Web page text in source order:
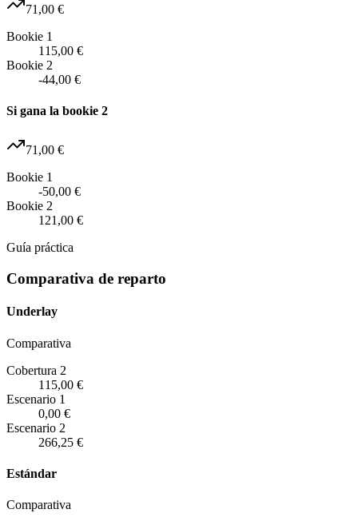
71,00 €
Bookie 1
115,00 €
Bookie 2
-44,00 €
Si gana la bookie 2
71,00 €
Bookie 1
-50,00 €
Bookie 2
121,00 €
Guía práctica
Comparativa de reparto
Underlay
Comparativa
Cobertura 2
115,00 €
Escenario 1
0,00 €
Escenario 2
266,25 €
Estándar
Comparativa